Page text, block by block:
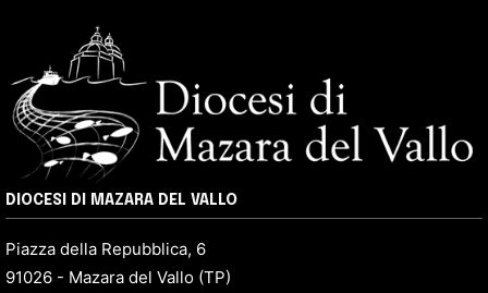
DIOCESI DI MAZARA DEL VALLO
Piazza della Repubblica, 6
91026 - Mazara del Vallo (TP)